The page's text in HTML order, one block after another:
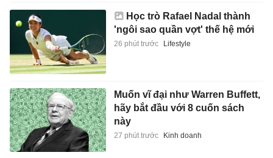
Học trò Rafael Nadal thành
'ngôi sao quần vợt' thế hệ mới
26 phút trước Lifestyle
Muốn vĩ đại như Warren Buffett,
hãy bắt đầu với 8 cuốn sách
này
27 phút trước Kinh doanh